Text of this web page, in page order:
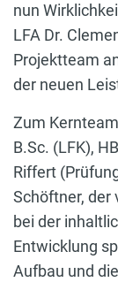
nun
LFA Dr.
Projektteam
der neuen
Zum
B.Sc. (LFK),
Riffert
Schöftner, der
bei der
Entwicklung
Aufbau und